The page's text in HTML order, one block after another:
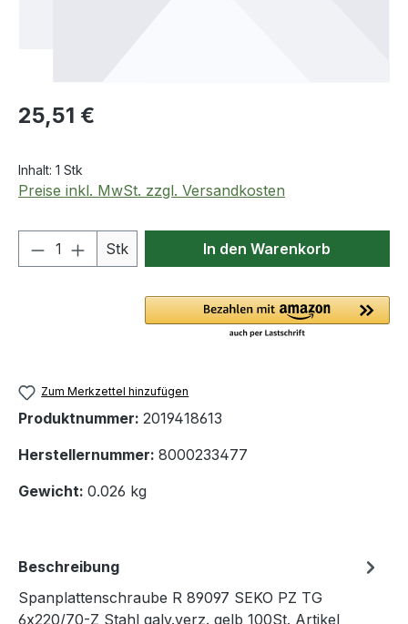
Regulärer Preis:
25,51 €
Inhalt: 1 Stk
Preise inkl. MwSt. zzgl. Versandkosten
Produkt Anzahl: Gib den
Stk In den Warenkorb
Zum Merkzettel hinzufügen
Produktnummer: 2019418613
Herstellernummer: 8000233477
Gewicht: 0.026 kg
Beschreibung
Spanplattenschraube R 89097 SEKO PZ TG
6x220/70-Z Stahl galv.verz. gelb 100St. Artikel